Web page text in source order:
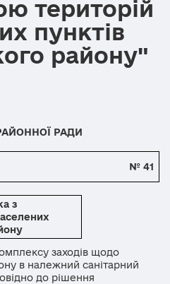
територій
пунктів
району"
РАДИ
№ 41
з
заходів щодо
в належний санітарний
до рішення